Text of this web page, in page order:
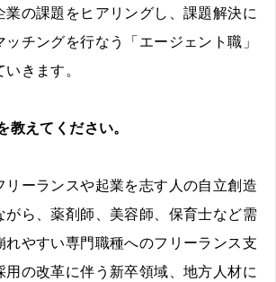
業の課題をヒアリングし、課題解決に
チングを行なう「エージェント職」
きます。
教えてください。
リーランスや起業を志す人の自立創造
がら、薬剤師、美容師、保育士など需
れやすい専門職種へのフリーランス支
用の改革に伴う新卒領域、地方人材に